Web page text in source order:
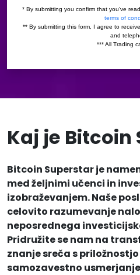
Kaj je Bitcoin
Bitcoin Superstar je
med željnimi učenci in
izobraževanjem. Naše
celovito razumevanje
neposrednega
Pridružite se nam na
znanje sreča s
samozavestno